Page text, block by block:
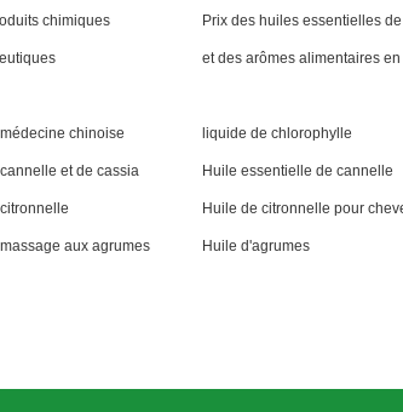
chimiques Prix ​​​​des huiles essentielles
et des arômes alimentaires
chinoise liquide de chlorophylle
et de cassia Huile essentielle de cannelle
Huile de citronnelle pour
aux agrumes Huile d'agrumes